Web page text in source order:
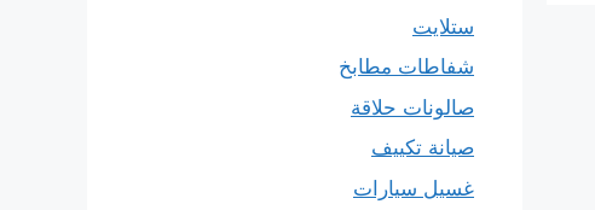
ستلايت
شفاطات مطابخ
صالونات حلاقة
صيانة تكييف
غسيل سيارات